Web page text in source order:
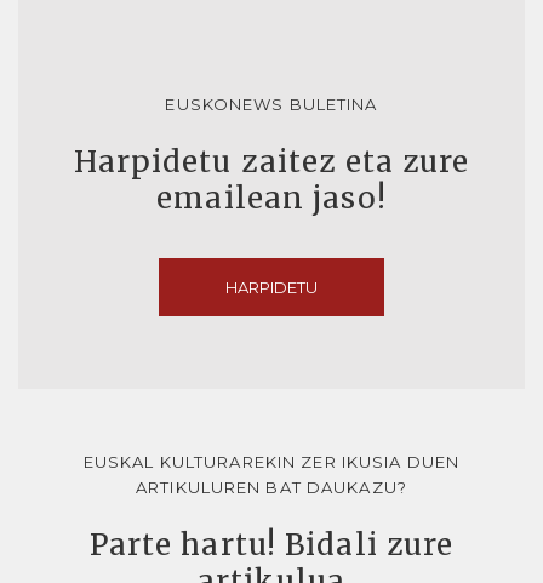
EUSKONEWS BULETINA
Harpidetu zaitez eta zure
emailean jaso!
HARPIDETU
EUSKAL KULTURAREKIN ZER IKUSIA DUEN
ARTIKULUREN BAT DAUKAZU?
Parte hartu! Bidali zure